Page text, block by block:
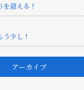
を迎える！
う少し！
アーカイブ